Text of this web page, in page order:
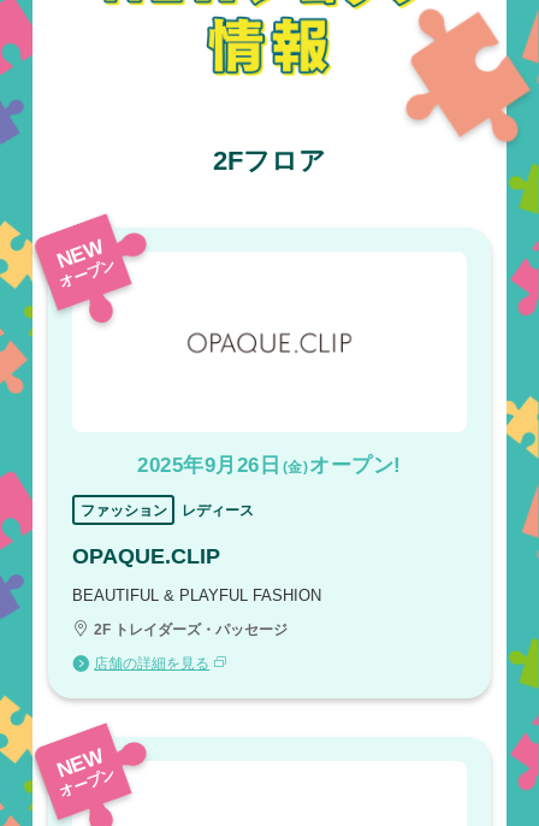
2Fフロア
NEW
オープン
2025年9月26日 (金)オープン!
ファッション レディース
OPAQUE.CLIP
BEAUTIFUL & PLAYFUL FASHION
2F トレイダーズ・パッセージ
店舗の詳細を見る
NEW
オープン